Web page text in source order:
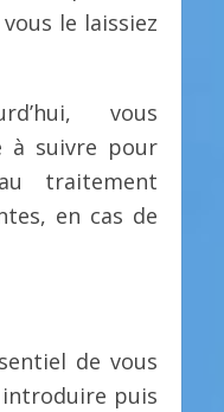
le laissiez
vous
à suivre pour
traitement
en cas de
de vous
puis